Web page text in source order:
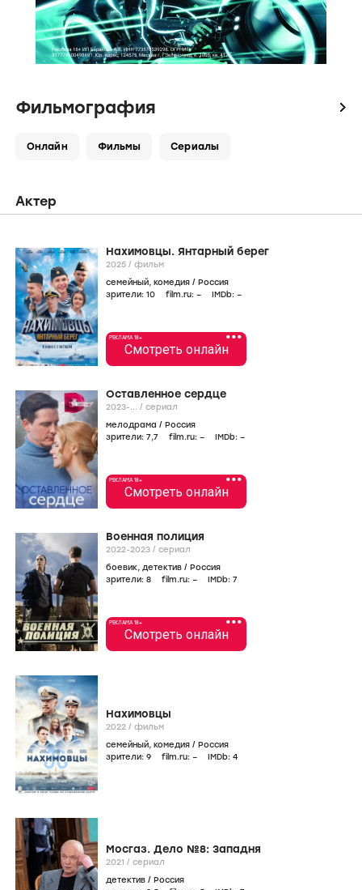
Фильмография icon
Онлайн Фильмы Сериалы
Актер
Нахимовцы. Янтарный берег
2025 / фильм
семейный, комедия / Россия
зрители: 10 film.ru: – IMDb: –
•••
РЕКЛАМА 18+
Смотреть онлайн
Оставленное сердце
2023-... / сериал
мелодрама / Россия
зрители: 7,7 film.ru: – IMDb: –
•••
РЕКЛАМА 18+
Смотреть онлайн
Военная полиция
2022-2023 / сериал
боевик, детектив / Россия
зрители: 8 film.ru: – IMDb: 7
•••
РЕКЛАМА 18+
Смотреть онлайн
Нахимовцы
2022 / фильм
семейный, комедия / Россия
зрители: 9 film.ru: – IMDb: 4
Мосгаз. Дело №8: Западня
2021 / сериал
детектив / Россия